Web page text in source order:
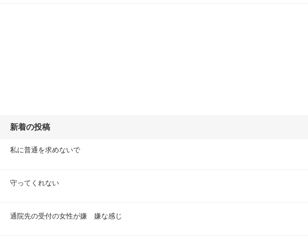
新着の投稿
私に普通を求めないで
守ってくれない
通院先の受付の女性が嫌　嫌な感じ